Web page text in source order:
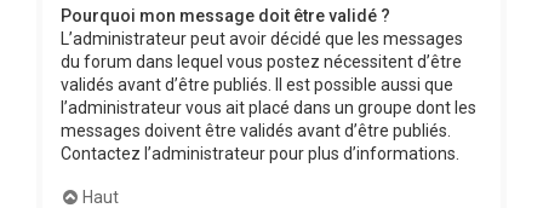
Pourquoi mon message doit être validé ?
L’administrateur peut avoir décidé que les messages
du forum dans lequel vous postez nécessitent d’être
validés avant d’être publiés. Il est possible aussi que
l’administrateur vous ait placé dans un groupe dont les
messages doivent être validés avant d’être publiés.
Contactez l’administrateur pour plus d’informations.
Haut